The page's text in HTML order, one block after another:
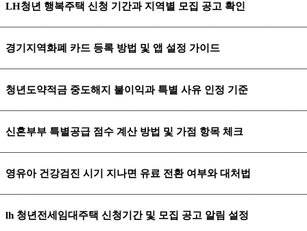
LH청년 행복주택 신청 기간과 지역별 모집 공고 확인
경기지역화폐 카드 등록 방법 및 앱 설정 가이드
청년도약적금 중도해지 불이익과 특별 사유 인정 기준
신혼부부 특별공급 점수 계산 방법 및 가점 항목 체크
영유아 건강검진 시기 지나면 유료 전환 여부와 대처법
lh 청년전세임대주택 신청기간 및 모집 공고 알림 설정